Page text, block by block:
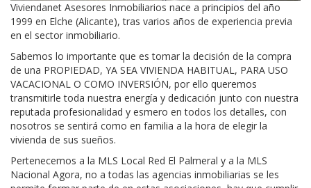
Viviendanet Asesores Inmobiliarios nace a principios del año
1999 en Elche (Alicante), tras varios años de experiencia previa
en el sector inmobiliario.
Sabemos lo importante que es tomar la decisión de la compra
de una PROPIEDAD, YA SEA VIVIENDA HABITUAL, PARA USO
VACACIONAL O COMO INVERSIÓN, por ello queremos
transmitirle toda nuestra energía y dedicación junto con nuestra
reputada profesionalidad y esmero en todos los detalles, con
nosotros se sentirá como en familia a la hora de elegir la
vivienda de sus sueños.
Pertenecemos a la MLS Local Red El Palmeral y a la MLS
Nacional Agora, no a todas las agencias inmobiliarias se les